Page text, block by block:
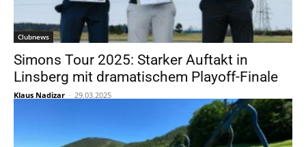
Clubnews
Simons Tour 2025: Starker Auftakt in
Linsberg mit dramatischem Playoff-Finale
Klaus Nadizar - 29.03.2025